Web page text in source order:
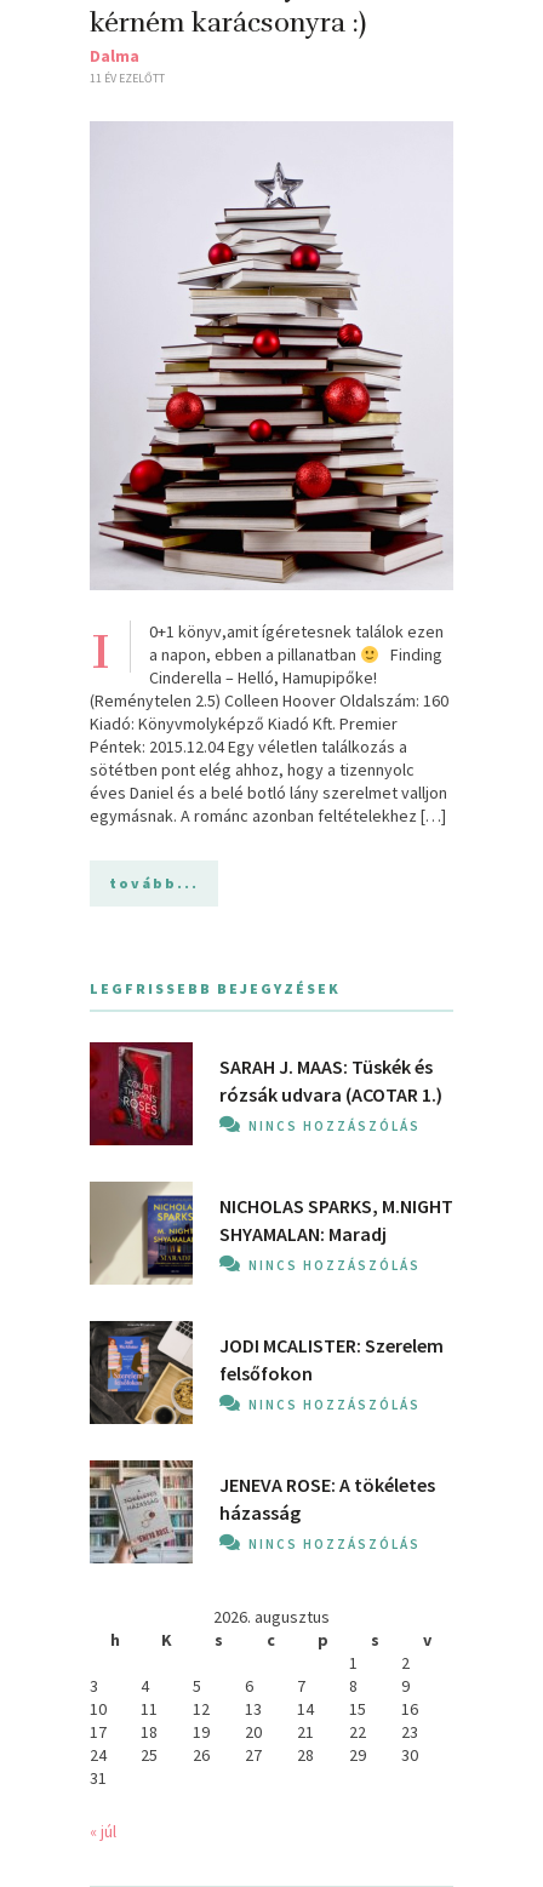
kérném karácsonyra :)
Dalma
11 ÉV EZELŐTT
1
0+1 könyv,amit ígéretesnek találok ezen
a napon, ebben a pillanatban
Finding
Cinderella – Helló, Hamupipőke!
(Reménytelen 2.5) Colleen Hoover Oldalszám: 160
Kiadó: Könyvmolyképző Kiadó Kft. Premier
Péntek: 2015.12.04 Egy véletlen találkozás a
sötétben pont elég ahhoz, hogy a tizennyolc
éves Daniel és a belé botló lány szerelmet valljon
egymásnak. A románc azonban feltételekhez […]
tovább...
LEGFRISSEBB BEJEGYZÉSEK
SARAH J. MAAS: Tüskék és
rózsák udvara (ACOTAR 1.)
NINCS HOZZÁSZÓLÁS
NICHOLAS SPARKS, M.NIGHT
SHYAMALAN: Maradj
NINCS HOZZÁSZÓLÁS
JODI MCALISTER: Szerelem
felsőfokon
NINCS HOZZÁSZÓLÁS
JENEVA ROSE: A ​tökéletes
házasság
NINCS HOZZÁSZÓLÁS
2026. augusztus
h
K s c p s
v
1
2
3
4 5 6 7 8
9
10
11 12 13 14 15
16
17
18 19 20 21 22
23
24
25 26 27 28 29
30
31
« júl